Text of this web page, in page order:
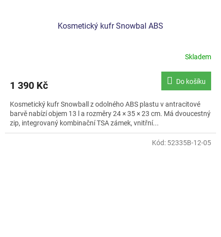
Kosmetický kufr Snowbal ABS
Skladem
1 390 Kč Do košíku
Kosmetický kufr Snowball z odolného ABS plastu v antracitové
barvě nabízí objem 13 l a rozměry 24 × 35 × 23 cm. Má dvoucestný
zip, integrovaný kombinační TSA zámek, vnitřní...
Kód: 52335B-12-05